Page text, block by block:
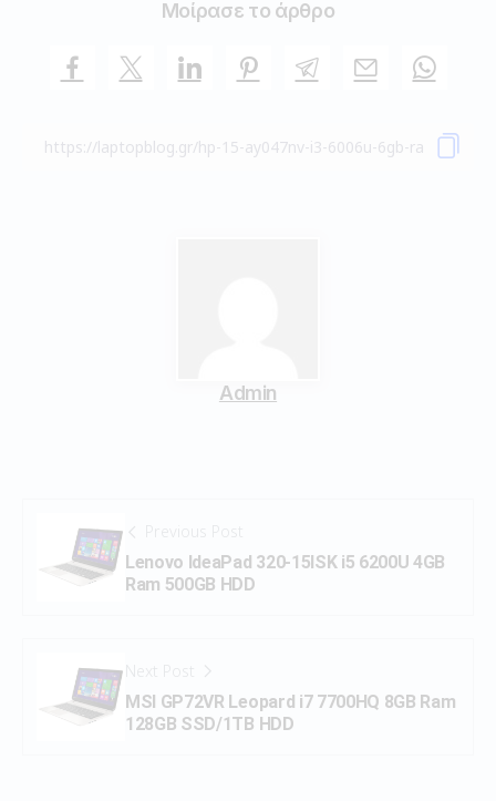
Μοίρασε το άρθρο
Admin
Previous Post
Lenovo IdeaPad 320-15ISK i5 6200U 4GB
Ram 500GB HDD
Next Post
MSI GP72VR Leopard i7 7700HQ 8GB Ram
128GB SSD/1TB HDD